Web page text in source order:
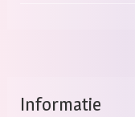
Informatie